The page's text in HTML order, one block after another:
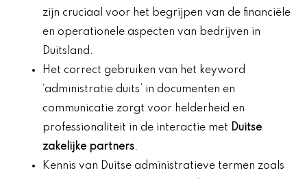
zijn cruciaal voor het begrijpen van de financiële
en operationele aspecten van bedrijven in
Duitsland.
Het correct gebruiken van het keyword
‘administratie duits’ in documenten en
communicatie zorgt voor helderheid en
professionaliteit in de interactie met Duitse
zakelijke partners.
Kennis van Duitse administratieve termen zoals